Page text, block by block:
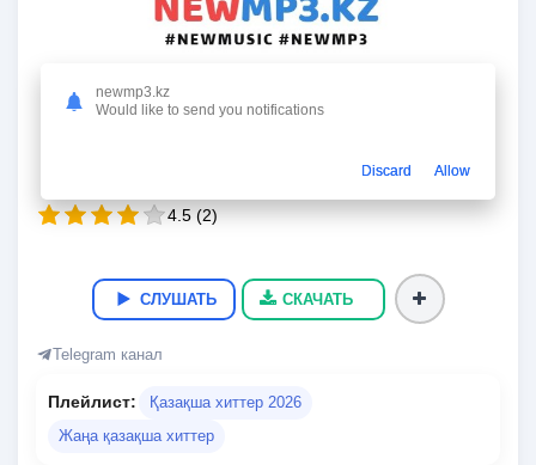
Кормесем болмас
23.02.2026 54
4.5 (2)
СЛУШАТЬ СКАЧАТЬ
Telegram канал
Плейлист:
Қазақша хиттер 2026
Жаңа қазақша хиттер
newmp3.kz
Would like to send you notifications
Discard Allow